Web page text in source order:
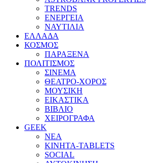
TRENDS
ΕΝΕΡΓΕΙΑ
ΝΑΥΤΙΛΙΑ
ΕΛΛΑΔΑ
ΚΟΣΜΟΣ
ΠΑΡΑΞΕΝΑ
ΠΟΛΙΤΙΣΜΟΣ
ΣΙΝΕΜΑ
ΘΕΑΤΡΟ-ΧΟΡΟΣ
ΜΟΥΣΙΚΗ
ΕΙΚΑΣΤΙΚΑ
ΒΙΒΛΙΟ
ΧΕΙΡΟΓΡΑΦΑ
GEEK
ΝΕΑ
ΚΙΝΗΤΑ-TABLETS
SOCIAL